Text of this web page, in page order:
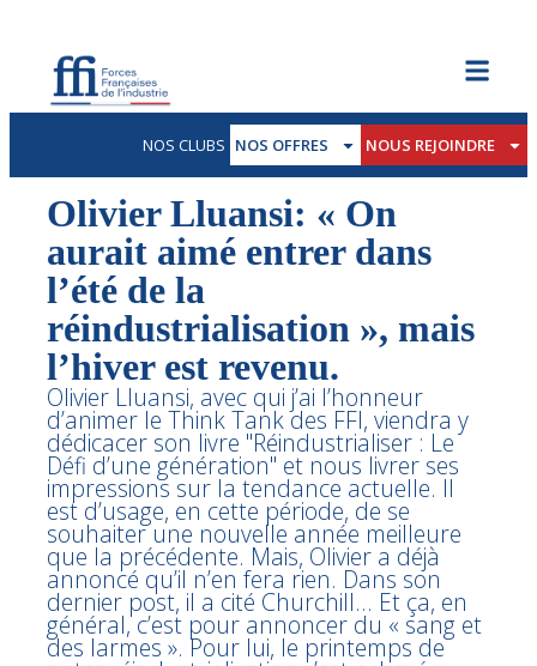
NOS CLUBS NOS OFFRES NOUS REJOINDRE
Olivier Lluansi: « On
aurait aimé entrer dans
l’été de la
réindustrialisation », mais
l’hiver est revenu.
Olivier Lluansi, avec qui j’ai l’honneur
d’animer le Think Tank des FFI, viendra y
dédicacer son livre "Réindustrialiser : Le
Défi d’une génération" et nous livrer ses
impressions sur la tendance actuelle. Il
est d’usage, en cette période, de se
souhaiter une nouvelle année meilleure
que la précédente. Mais, Olivier a déjà
annoncé qu’il n’en fera rien. Dans son
dernier post, il a cité Churchill... Et ça, en
général, c’est pour annoncer du « sang et
des larmes ». Pour lui, le printemps de